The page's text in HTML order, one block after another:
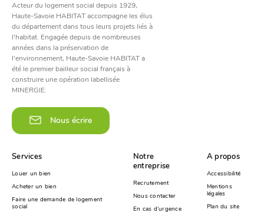
Acteur du logement social depuis 1929,
Haute-Savoie HABITAT accompagne les élus
du département dans tous leurs projets liés à
l'habitat. Engagée depuis de nombreuses
années dans la préservation de
l'environnement, Haute-Savoie HABITAT a
été le premier bailleur social français à
construire une opération labellisée
MINERGIE.
Nous écrire
Services
Louer un bien
Acheter un bien
Faire une demande de logement
social
Notre
entreprise
Recrutement
Nous contacter
En cas d’urgence
A propos
Accessibilité
Mentions
légales
Plan du site